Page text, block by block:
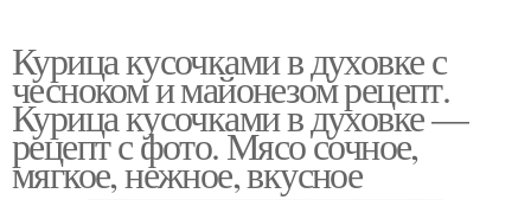
Курица кусочками в духовке с
чесноком и майонезом рецепт.
Курица кусочками в духовке —
рецепт с фото. Мясо сочное,
мягкое, нежное, вкусное